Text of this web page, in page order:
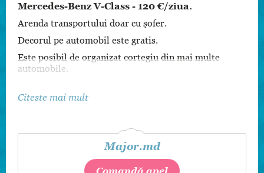
Mercedes-Benz V-Class - 120 €/ziua.
Arenda transportului doar cu șofer.
Decorul pe automobil este gratis.
Este posibil de organizat cortegiu din mai multe
automobile.
Lux class, SUV 4x4, limuzine, cabriolete, retro,
Rezervați transportul din timp.
Sunați acum +373 69 901 903
(Viber/Whatsapp/Telegram)
Citeste mai mult
Major.md
Comandă apel